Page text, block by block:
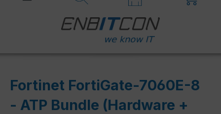
Fortinet FortiGate-7060E-8
- ATP Bundle (Hardware +